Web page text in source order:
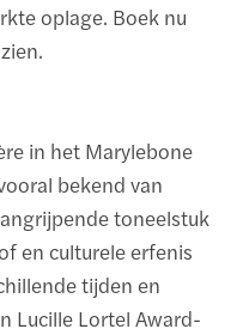
oplage. Boek nu
in het Marylebone
bekend van
toneelstuk
en culturele erfenis
tijden en
Lucille Lortel Award-